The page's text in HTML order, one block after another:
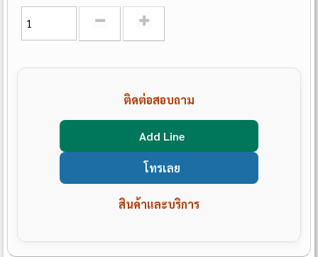
ติดต่อสอบถาม
Add Line
โทรเลย
สินค้าและบริการ